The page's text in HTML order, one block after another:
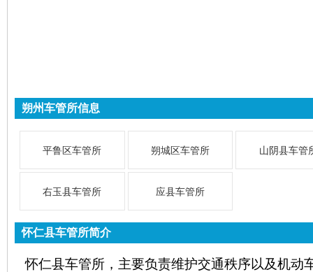
朔州车管所信息
平鲁区车管所 朔城区车管所 山阴县车管
右玉县车管所 应县车管所
怀仁县车管所简介
怀仁县车管所，主要负责维护交通秩序以及机动